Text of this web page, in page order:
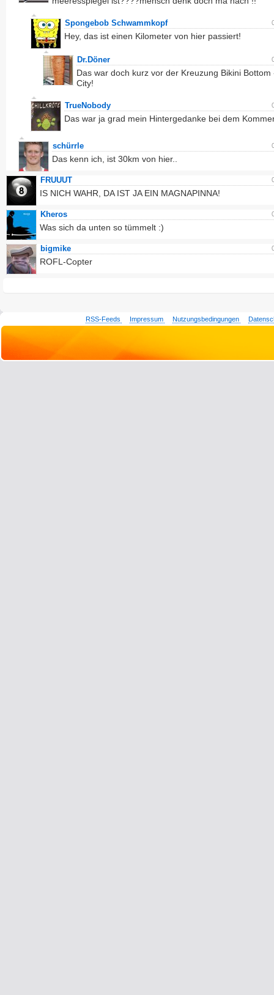
Spongebob Schwammkopf
Hey, das ist einen Kilometer von hier passiert!
Dr.Döner
Das war doch kurz vor der Kreuzung Bikini Bottom
City!
TrueNobody
Das war ja grad mein Hintergedanke bei dem
schürrle
Das kenn ich, ist 30km von hier..
FRUUUT
IS NICH WAHR, DA IST JA EIN MAGNAPINNA!
Kheros
Was sich da unten so tümmelt :)
bigmike
ROFL-Copter
RSS-Feeds Impressum Nutzungsbedingungen